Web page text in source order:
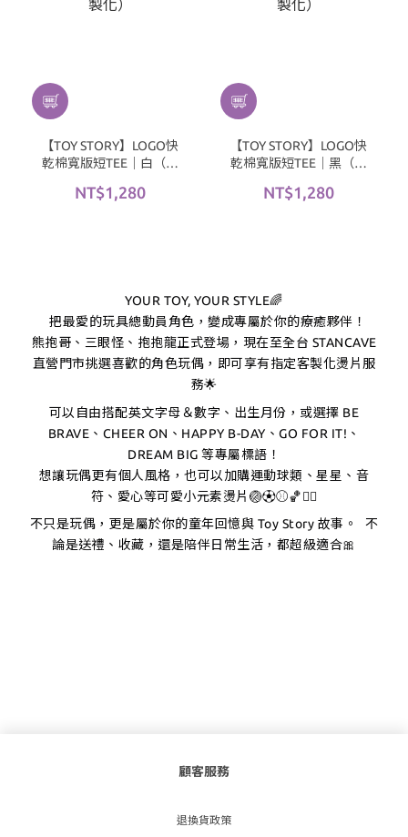
【TOY STORY】LOGO快
乾棉寬版短TEE｜白（可
NT$1,280
【TOY STORY】LOGO快
乾棉寬版短TEE｜黑（可
NT$1,280
YOUR TOY, YOUR STYLE🌈
把最愛的玩具總動員角色，變成專屬於你的療癒夥伴！
熊抱哥、三眼怪、抱抱龍正式登場，現在至全台 STANCAVE
直營門市挑選喜歡的角色玩偶，即可享有指定客製化燙片服
務🌟
可以自由搭配英文字母＆數字、出生月份，或選擇 BE
BRAVE、CHEER ON、HAPPY B-DAY、GO FOR IT!、
DREAM BIG 等專屬標語！
想讓玩偶更有個人風格，也可以加購運動球類、星星、音
符、愛心等可愛小元素燙片🏐⚽️⚾️🏀❤️‍🔥
不只是玩偶，更是屬於你的童年回憶與 Toy Story 故事。 不
論是送禮、收藏，還是陪伴日常生活，都超級適合🎀
顧客服務
退換貨政策